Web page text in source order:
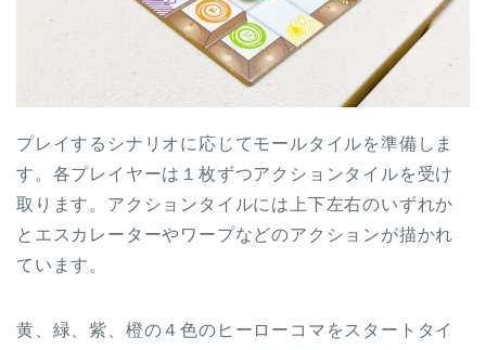
プレイするシナリオに応じてモールタイルを準備しま
す。各プレイヤーは１枚ずつアクションタイルを受け
取ります。アクションタイルには上下左右のいずれか
とエスカレーターやワープなどのアクションが描かれ
ています。
黄、緑、紫、橙の４色のヒーローコマをスタートタイ